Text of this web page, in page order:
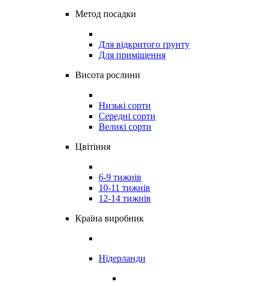
Метод посадки
Для відкритого ґрунту
Для приміщення
Висота рослини
Низькі сорти
Середні сорти
Великі сорти
Цвітіння
6-9 тижнів
10-11 тижнів
12-14 тижнів
Країна виробник
Нідерланди